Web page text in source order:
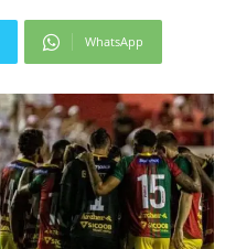
WhatsApp